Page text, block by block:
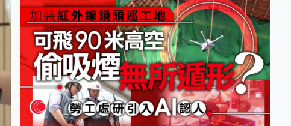
向警方報到。